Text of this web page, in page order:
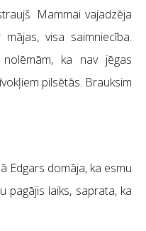
Mammai vajadzēja
visa saimniecība.
ka nav jēgas
pilsētās. Brauksim
Edgars domāja, ka esmu
pagājis laiks, saprata, ka